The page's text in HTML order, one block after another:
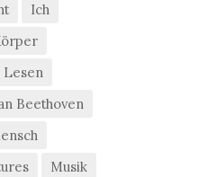
Ich
Lesen
Beethoven
Musik